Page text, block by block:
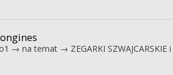
→ na temat → ZEGARKI SZWAJCARSKIE